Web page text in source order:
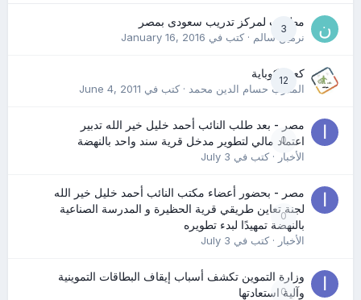
3
مطلوب لمركز تدريب سعودى بمصر
نرمين سالم· كتب في January 16, 2016
12
كعب كوباية
المدرب حسام الدين محمد· كتب في June 4, 2011
0
مصر - بعد طلب النائب أحمد خليل خير الله تدبير
اعتماد مالي لتطوير مدخل قرية سند واحد بالنهضة
الأخبار· كتب في July 3
0
مصر - بحضور أعضاء مكتب النائب أحمد خليل خير الله
لجنة تعاين طريقي قرية الحظيرة و المدرسة الصناعية
بالنهضة تمهيدًا لبدء تطويره
الأخبار· كتب في July 3
0
وزارة التموين تكشف أسباب إيقاف البطاقات التموينية
وآلية استعادتها